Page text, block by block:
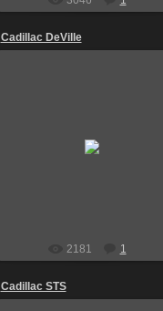
Cadillac DeVille
2181 1
Cadillac STS